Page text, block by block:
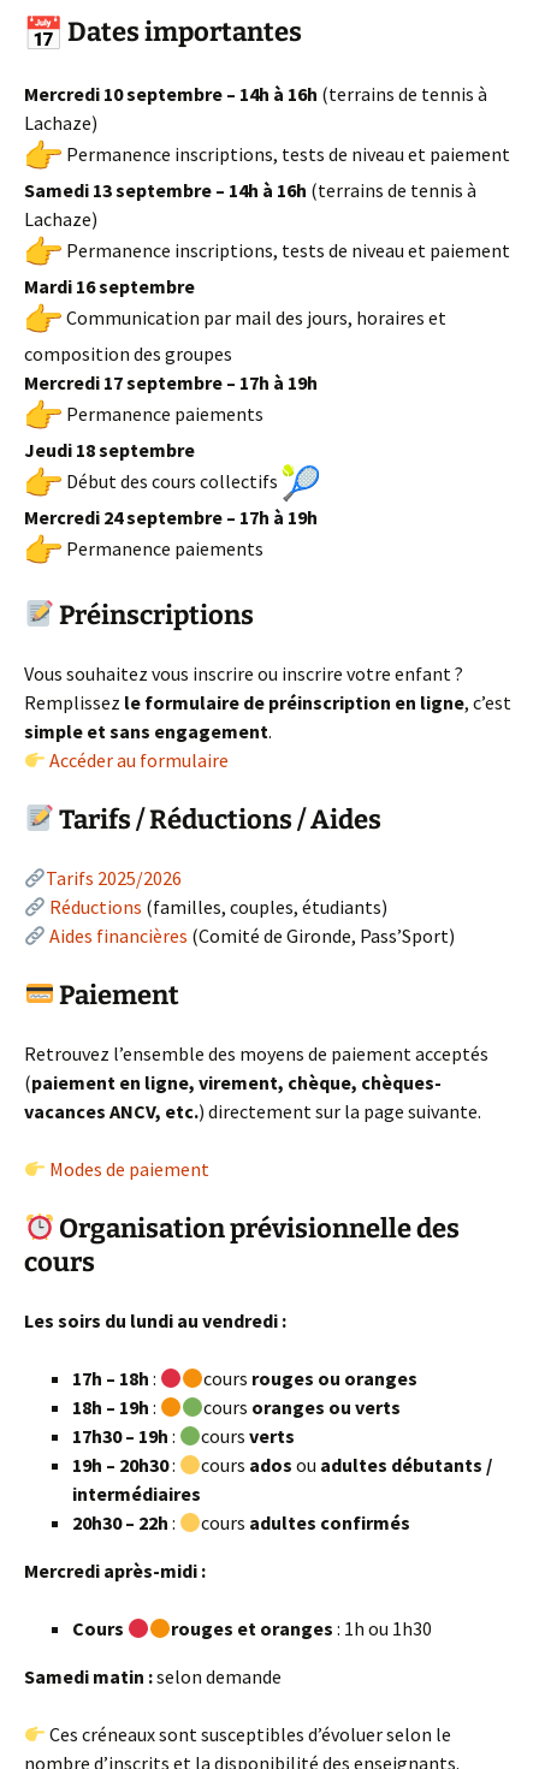
Dates importantes
Mercredi 10 septembre – 14h à 16h (terrains de tennis à
Lachaze)
Permanence inscriptions, tests de niveau et paiement
Samedi 13 septembre – 14h à 16h (terrains de tennis à
Lachaze)
Permanence inscriptions, tests de niveau et paiement
Mardi 16 septembre
Communication par mail des jours, horaires et
composition des groupes
Mercredi 17 septembre – 17h à 19h
Permanence paiements
Jeudi 18 septembre
Début des cours collectifs
Mercredi 24 septembre – 17h à 19h
Permanence paiements
Préinscriptions
Vous souhaitez vous inscrire ou inscrire votre enfant ?
Remplissez le formulaire de préinscription en ligne, c’est
simple et sans engagement.
Accéder au formulaire
Tarifs / Réductions / Aides
Tarifs 2025/2026
Réductions (familles, couples, étudiants)
Aides financières (Comité de Gironde, Pass’Sport)
Paiement
Retrouvez l’ensemble des moyens de paiement acceptés
(paiement en ligne, virement, chèque, chèques-
vacances ANCV, etc.) directement sur la page suivante.
Modes de paiement
Organisation prévisionnelle des
cours
Les soirs du lundi au vendredi :
17h – 18h : cours rouges ou oranges
18h – 19h : cours oranges ou verts
17h30 – 19h : coursverts
19h – 20h30: cours adosou adultes débutants /
intermédiaires
20h30 – 22h : cours adultes confirmés
Mercredi après-midi :
Cours rouges et oranges : 1h ou 1h30
Samedi matin :selon demande
Ces créneaux sont susceptibles d’évoluer selon le
nombre d’inscrits et la disponibilité des enseignants.